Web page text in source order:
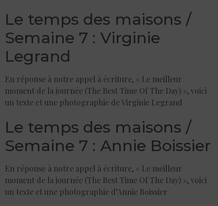
Le temps des maisons /
Semaine 7 : Virginie
Legrand
En réponse à notre appel à écriture, « Le meilleur
moment de la journée (The Best Time Of The Day) », voici
un texte et une photographie de Virginie Legrand
Le temps des maisons /
Semaine 7 : Annie Boissier
En réponse à notre appel à écriture, « Le meilleur
moment de la journée (The Best Time Of The Day) », voici
un texte et une photographie d’Annie Boissier